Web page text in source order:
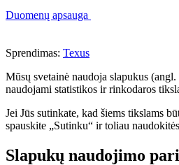
Duomenų apsauga
Sprendimas: Texus
Mūsų svetainė naudoja slapukus
naudojami statistikos ir rinkodaros
Jei Jūs sutinkate, kad šiems tikslams
spauskite „Sutinku“ ir toliau
Slapukų naudojimo